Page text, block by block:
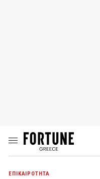
ΕΠΙΚΑΙΡΟΤΗΤΑ